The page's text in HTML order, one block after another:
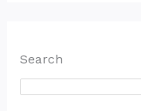
Search